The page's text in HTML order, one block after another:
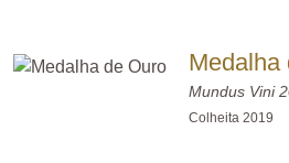
Medalha
Mundus Vini
Colheita 2019